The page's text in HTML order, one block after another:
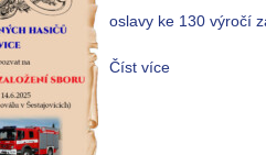
oslavy ke 130 výročí
Číst více